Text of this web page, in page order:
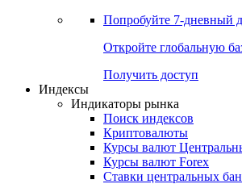
Попробуйте 7-дневный
Откройте глобальную
Получить доступ
Индексы
Индикаторы рынка
Поиск индексов
Криптовалюты
Курсы валют
Курсы валют Forex
Ставки центральных